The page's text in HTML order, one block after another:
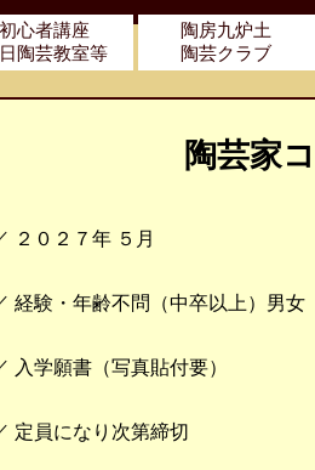
初心者講座
陶芸教室等
陶房九炉土
陶芸クラブ
陶芸家
２０２７年 ５月
経験・年齢不問（中卒以上）男女
入学願書（写真貼付要）
定員になり次第締切